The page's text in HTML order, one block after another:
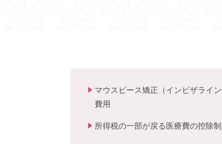
マウスピース矯正（インビザライ
費用
所得税の一部が戻る医療費の控除